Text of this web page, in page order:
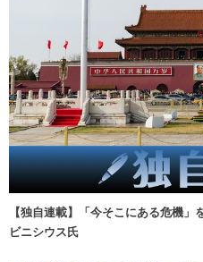
【独自連載】「今そこにある危機
ビニシウス氏